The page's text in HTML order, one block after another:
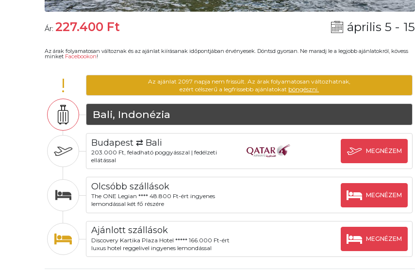
Ár: 227.400 Ft április 5 - 15
Az árak folyamatosan változnak és az ajánlat kiírásanak időpontjában érvényesek. Döntsd gyorsan. Ne maradj le a legjobb ajánlatokról, kövess
minket Facebookon!
!
Az ajánlat 2097 napja nem frissült. Az árak folyamatosan változhatnak,
ezért célszerű a legfrissebb ajánlatokat böngészni.
Bali, Indonézia
Budapest ⇄ Bali
203.000 Ft, feladható poggyásszal | fedélzeti
ellátással
MEGNÉZEM
Olcsóbb szállások
The ONE Legian **** 48.800 Ft-ért ingyenes
lemondással két fő részére
MEGNÉZEM
Ajánlott szállások
Discovery Kartika Plaza Hotel ***** 166.000 Ft-ért
luxus hotel reggelivel ingyenes lemondással
MEGNÉZEM